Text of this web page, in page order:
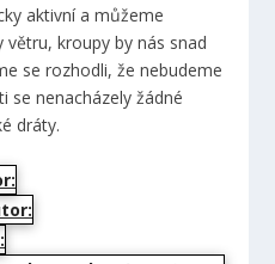
aktivní a můžeme
kroupy by nás snad
se rozhodli, že nebudeme
se nenacházely žádné
dráty.